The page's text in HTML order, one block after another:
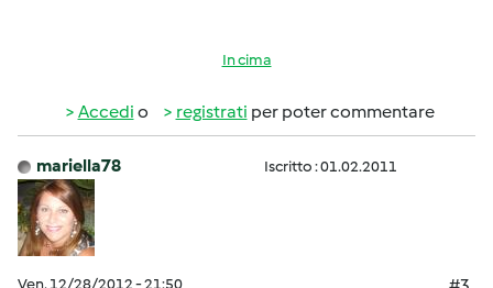
In cima
Accedi o registrati per poter commentare
mariella78 Iscritto : 01.02.2011
Ven, 12/28/2012 - 21:50